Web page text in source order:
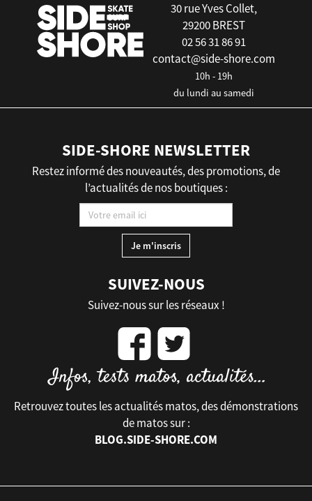
30 rue Yves Collet,
29200 BREST
02 56 31 86 91
contact@side-shore.com
10h - 19h
du lundi au samedi
SIDE-SHORE NEWSLETTER
Restez informé des nouveautés, des promotions, de
l’actualités de nos boutiques :
SUIVEZ-NOUS
Suivez-nous sur les réseaux !
Retrouvez toutes les actualités matos, des démonstrations
de matos sur :
BLOG.SIDE-SHORE.COM